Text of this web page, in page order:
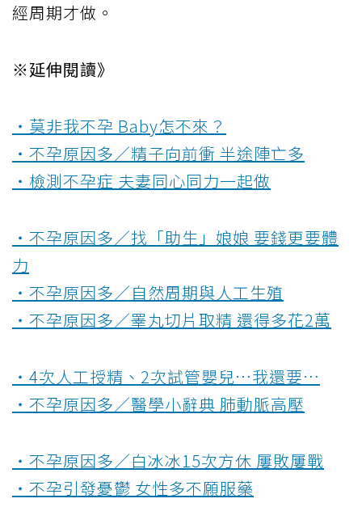
經周期才做。
※延伸閱讀》
‧莫非我不孕 Baby怎不來？
‧不孕原因多／精子向前衝 半途陣亡多
‧檢測不孕症 夫妻同心同力一起做
‧不孕原因多／找「助生」娘娘 要錢更要體
力
‧不孕原因多／自然周期與人工生殖
‧不孕原因多／睪丸切片取精 還得多花2萬
‧4次人工授精、2次試管嬰兒…我還要…
‧不孕原因多／醫學小辭典 肺動脈高壓
‧不孕原因多／白冰冰15次方休 屢敗屢戰
‧不孕引發憂鬱 女性多不願服藥